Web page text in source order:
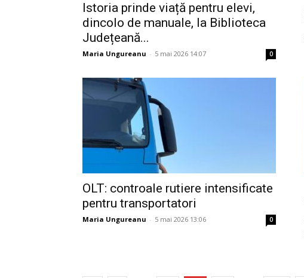
Istoria prinde viață pentru elevi,
dincolo de manuale, la Biblioteca
Județeană...
Maria Ungureanu - 5 mai 2026 14:07 0
OLT: controale rutiere intensificate
pentru transportatori
Maria Ungureanu - 5 mai 2026 13:06 0